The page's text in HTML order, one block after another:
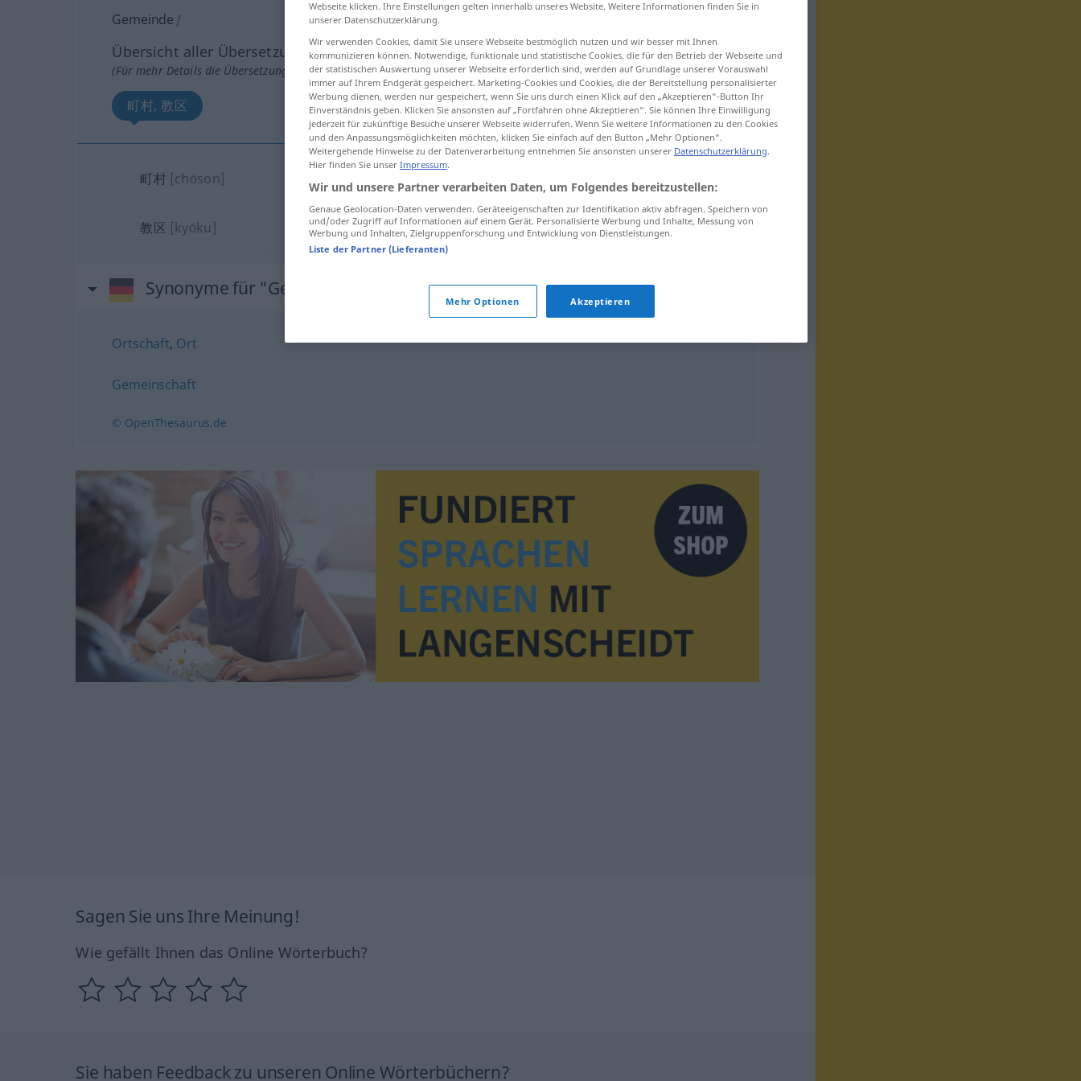
Gemeinde f
Übersicht aller Übersetzungen
(Für mehr Details die Übersetzung anklicken/antippen)
町村, 教区
町村 [chōson] Gemeinde
教区 [kyōku] Gemeinde REL
Synonyme für "Gemeinde"
Ortschaft, Ort
Gemeinschaft
© OpenThesaurus.de
Sagen Sie uns Ihre Meinung!
Wie gefällt Ihnen das Online Wörterbuch?
Sie haben Feedback zu unseren Online Wörterbüchern?
Webseite klicken. Ihre Einstellungen gelten innerhalb unseres Website. Weitere Informationen finden Sie in
unserer Datenschutzerklärung.
Wir verwenden Cookies, damit Sie unsere Webseite bestmöglich nutzen und wir besser mit Ihnen
kommunizieren können. Notwendige, funktionale und statistische Cookies, die für den Betrieb der Webseite und
der statistischen Auswertung unserer Webseite erforderlich sind, werden auf Grundlage unserer Vorauswahl
immer auf Ihrem Endgerät gespeichert. Marketing-Cookies und Cookies, die der Bereitstellung personalisierter
Werbung dienen, werden nur gespeichert, wenn Sie uns durch einen Klick auf den „Akzeptieren“-Button Ihr
Einverständnis geben. Klicken Sie ansonsten auf „Fortfahren ohne Akzeptieren“. Sie können Ihre Einwilligung
jederzeit für zukünftige Besuche unserer Webseite widerrufen. Wenn Sie weitere Informationen zu den Cookies
und den Anpassungsmöglichkeiten möchten, klicken Sie einfach auf den Button „Mehr Optionen“.
Weitergehende Hinweise zu der Datenverarbeitung entnehmen Sie ansonsten unserer Datenschutzerklärung.
Hier finden Sie unser Impressum.
Wir und unsere Partner verarbeiten Daten, um Folgendes bereitzustellen:
Genaue Geolocation-Daten verwenden. Geräteeigenschaften zur Identifikation aktiv abfragen. Speichern von
und/oder Zugriff auf Informationen auf einem Gerät. Personalisierte Werbung und Inhalte, Messung von
Werbung und Inhalten, Zielgruppenforschung und Entwicklung von Dienstleistungen.
Liste der Partner (Lieferanten)
Mehr Optionen Akzeptieren